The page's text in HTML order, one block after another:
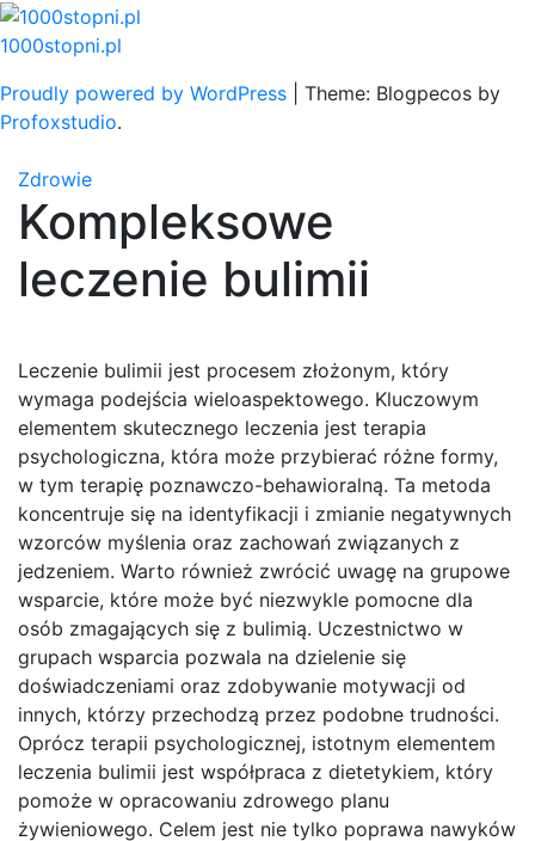
Skip
to
1000stopni.pl
Proudly powered by WordPress
Theme: Blogpecos by
Profoxstudio.
Zdrowie
Kompleksowe
leczenie bulimii
Leczenie bulimii jest procesem złożonym, który
wymaga podejścia wieloaspektowego. Kluczowym
elementem skutecznego leczenia jest terapia
psychologiczna, która może przybierać różne formy,
w tym terapię poznawczo-behawioralną. Ta metoda
koncentruje się na identyfikacji i zmianie negatywnych
wzorców myślenia oraz zachowań związanych z
jedzeniem. Warto również zwrócić uwagę na grupowe
wsparcie, które może być niezwykle pomocne dla
osób zmagających się z bulimią. Uczestnictwo w
grupach wsparcia pozwala na dzielenie się
doświadczeniami oraz zdobywanie motywacji od
innych, którzy przechodzą przez podobne trudności.
Oprócz terapii psychologicznej, istotnym elementem
leczenia bulimii jest współpraca z dietetykiem, który
pomoże w opracowaniu zdrowego planu
żywieniowego. Celem jest nie tylko poprawa nawyków